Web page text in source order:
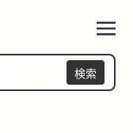
検索